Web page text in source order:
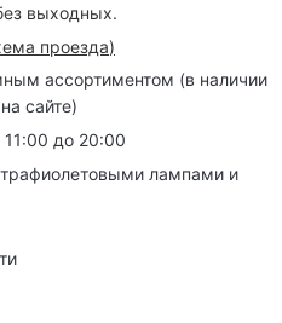
выходных.
проезда)
ассортиментом (в наличии
сайте)
до 20:00
лампами и